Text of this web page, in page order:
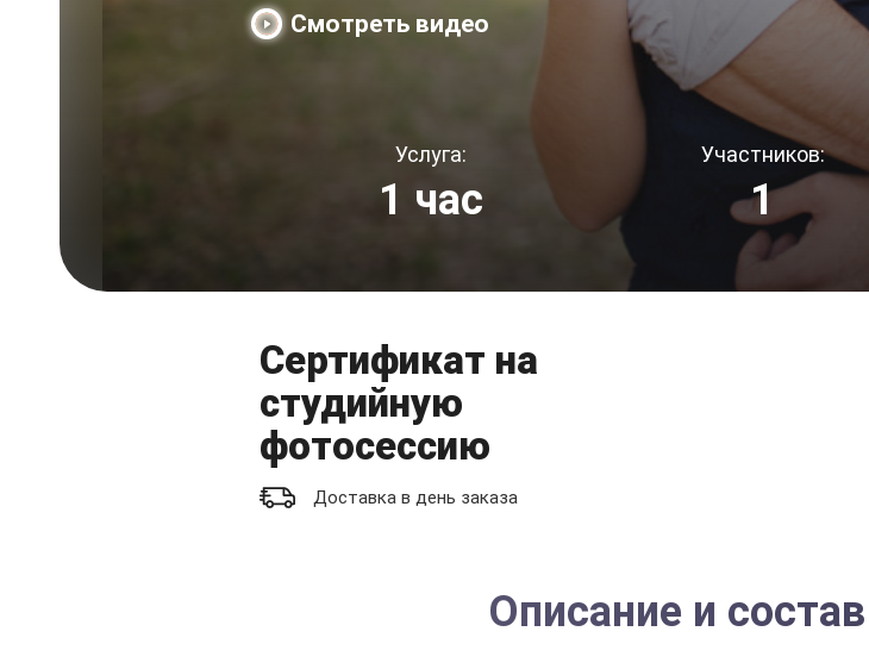
Смотреть видео
Услуга:
1 час
Участников:
1
Сертификат на
студийную
фотосессию
Доставка в день заказа
Описание и